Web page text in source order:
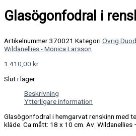
Glasögonfodral i
Artikelnummer370021 KategoriÖvrig
Wildanellies - Monica Larsson
1.410,00 kr
Slut i lager
Beskrivning
Ytterligare information
Glasögonfodral i hemgarvat renskinn med
kläde. Ca mått: 18 x 10 cm. Av: Wildanellies